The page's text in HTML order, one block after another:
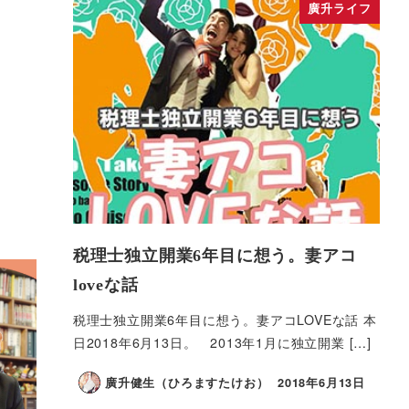
廣升ライフ
税理士独立開業6年目に想う。妻アコ
loveな話
税理士独立開業6年目に想う。妻アコLOVEな話 本
日2018年6月13日。 2013年1月に独立開業 […]
廣升健生（ひろますたけお） 2018年6月13日